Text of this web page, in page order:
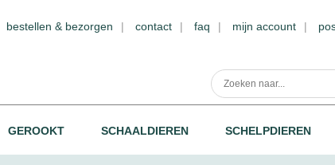
bestellen & bezorgen contact faq mijn account
GEROOKT SCHAALDIEREN SCHELPDIEREN